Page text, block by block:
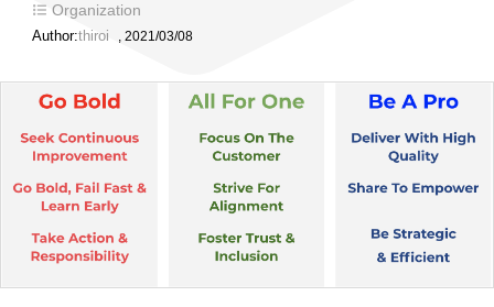
Organization
Author:thiroi , 2021/03/08